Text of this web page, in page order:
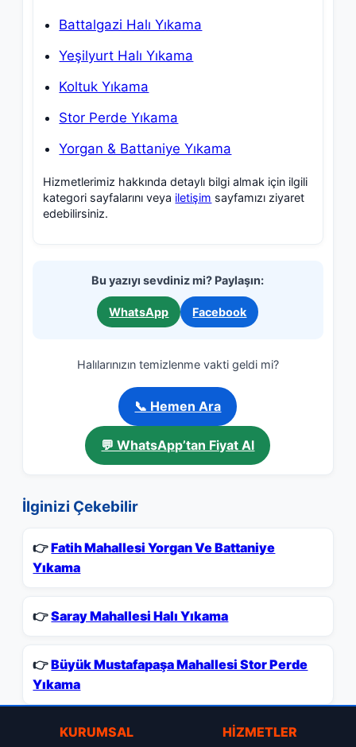
Battalgazi Halı Yıkama
Yeşilyurt Halı Yıkama
Koltuk Yıkama
Stor Perde Yıkama
Yorgan & Battaniye Yıkama
Hizmetlerimiz hakkında detaylı bilgi almak için ilgili
kategori sayfalarını veya iletişim sayfamızı ziyaret
edebilirsiniz.
Bu yazıyı sevdiniz mi? Paylaşın:
WhatsApp Facebook
Halılarınızın temizlenme vakti geldi mi?
📞 Hemen Ara
💬 WhatsApp’tan Fiyat Al
İlginizi Çekebilir
👉Fatih Mahallesi Yorgan Ve Battaniye
Yıkama
👉Saray Mahallesi Halı Yıkama
👉Büyük Mustafapaşa Mahallesi Stor Perde
Yıkama
KURUMSAL HIZMETLER